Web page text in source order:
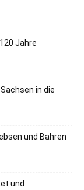
Jahre
in die
und Bahren
und